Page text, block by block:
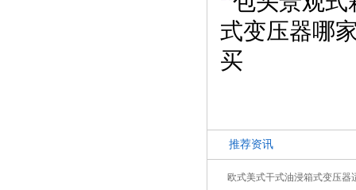
推荐资讯
欧式美式干式油浸箱式变压器